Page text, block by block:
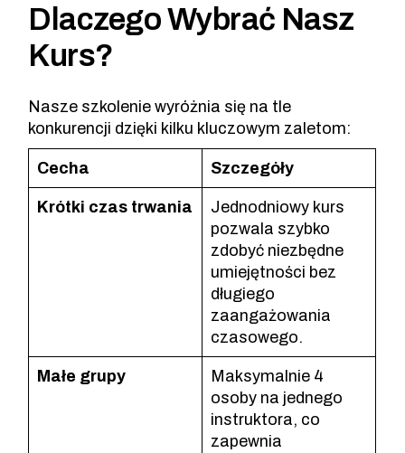
Dlaczego Wybrać Nasz
Kurs?
Nasze szkolenie wyróżnia się na tle
konkurencji dzięki kilku kluczowym zaletom:
Cecha Szczegóły
Krótki czas trwania
Jednodniowy kurs
pozwala szybko
zdobyć niezbędne
umiejętności bez
długiego
zaangażowania
czasowego.
Małe grupy
Maksymalnie 4
osoby na jednego
instruktora, co
zapewnia